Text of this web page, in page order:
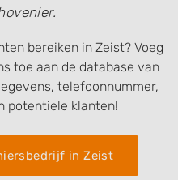
bereiken in Zeist? Voeg
toe aan de database van
telefoonnummer,
potentiele klanten!
in Zeist